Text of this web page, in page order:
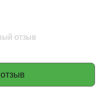
отзыв